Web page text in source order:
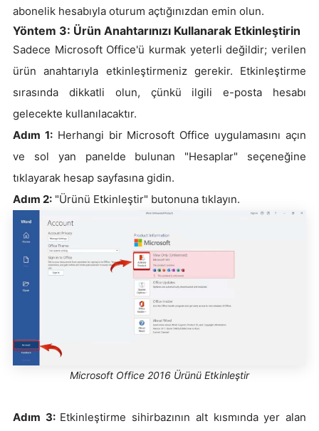
abonelik hesabıyla oturum açtığınızdan emin olun.
Yöntem 3: Ürün Anahtarınızı Kullanarak Etkinleştirin
Sadece Microsoft Office'ü kurmak yeterli değildir; verilen
ürün anahtarıyla etkinleştirmeniz gerekir. Etkinleştirme
sırasında dikkatli olun, çünkü ilgili e-posta hesabı
gelecekte kullanılacaktır.
Adım 1:Herhangi bir Microsoft Office uygulamasını açın
ve sol yan panelde bulunan "Hesaplar" seçeneğine
tıklayarak hesap sayfasına gidin.
Adım 2: "Ürünü Etkinleştir" butonuna tıklayın.
Microsoft Office 2016 Ürünü Etkinleştir
Adım 3: Etkinleştirme sihirbazının alt kısmında yer alan